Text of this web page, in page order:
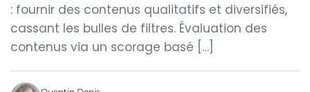
: fournir des contenus qualitatifs et diversifiés,
cassant les bulles de filtres. Évaluation des
contenus via un scorage basé […]